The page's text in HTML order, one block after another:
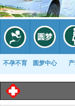
不孕不育 圆梦中心